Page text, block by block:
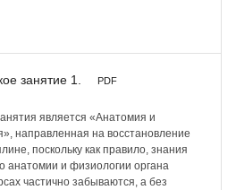
занятие 1. PDF
является «Анатомия и
направленная на восстановление
поскольку как правило, знания
анатомии и физиологии органа
частично забываются, а без